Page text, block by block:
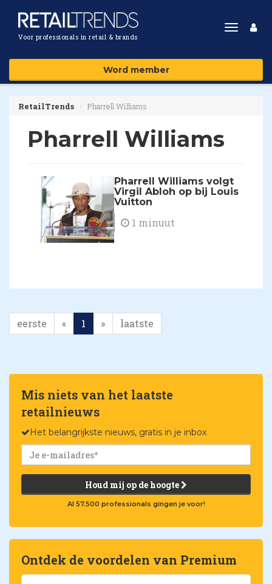
Voor professionals in retail & brands
Toggle
Word member
RetailTrends Pharrell Williams
Pharrell Williams
Pharrell Williams volgt
Virgil Abloh op bij Louis
Vuitton
1 minuut
eerste « 1 » laatste
Mis niets van het laatste
retailnieuws
Het belangrijkste nieuws, gratis in je inbox
Houd mij op de hoogte
Al 57.500 professionals gingen je voor!
Ontdek de voordelen van Premium